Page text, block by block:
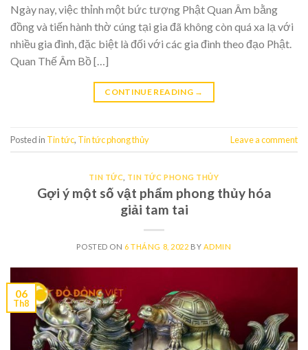
Ngày nay, việc thỉnh một bức tượng Phật Quan Âm bằng
đồng và tiến hành thờ cúng tại gia đã không còn quá xa lạ với
nhiều gia đình, đặc biệt là đối với các gia đình theo đạo Phật.
Quan Thế Âm Bồ […]
CONTINUE READING →
Posted in Tin tức, Tin tức phong thủy Leave a comment
TIN TỨC TIN TỨC PHONG THỦY
Gợi ý một số vật phẩm phong thủy hóa
giải tam tai
POSTED ON 6 THÁNG 8, 2022 BY ADMIN
06
Th8